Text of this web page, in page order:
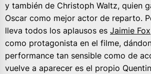
y también de Christoph Waltz, quien
Oscar como mejor actor de reparto.
lleva todos los aplausos es Jaimie Fox
como protagonista en el filme,
performance tan sensible como de
vuelve a aparecer es el propio